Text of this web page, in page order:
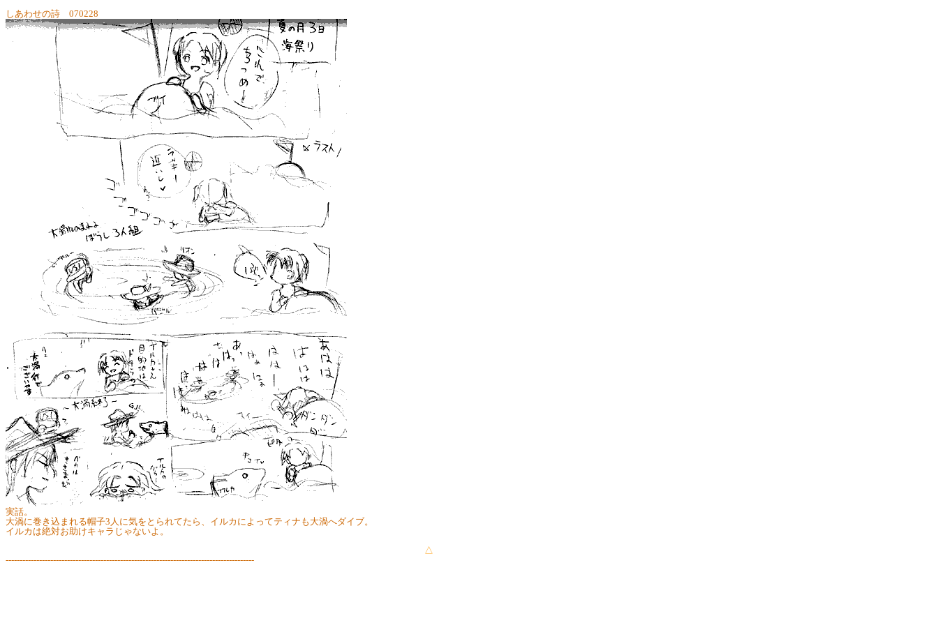
しあわせの詩 070228
実話。
大渦に巻き込まれる帽子3人に気をとられてたら、イルカによってティナも大渦へダイブ。
イルカは絶対お助けキャラじゃないよ。
△
-----------------------------------------------------------------------------------------